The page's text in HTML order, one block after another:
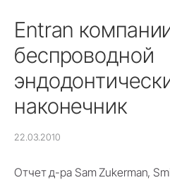
Entran
беспроводной
наконечник
22.03.2010
Отчет д-ра Sam Zukerman,